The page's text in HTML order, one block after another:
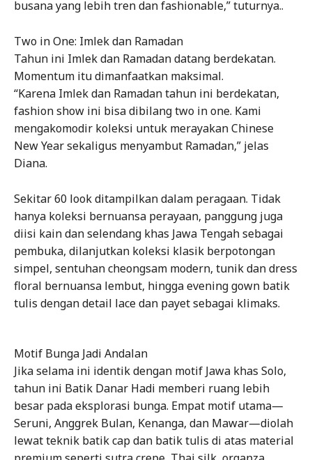
busana yang lebih tren dan fashionable,” tuturnya..
Two in One: Imlek dan Ramadan
Tahun ini Imlek dan Ramadan datang berdekatan.
Momentum itu dimanfaatkan maksimal.
“Karena Imlek dan Ramadan tahun ini berdekatan,
fashion show ini bisa dibilang two in one. Kami
mengakomodir koleksi untuk merayakan Chinese
New Year sekaligus menyambut Ramadan,” jelas
Diana.
Sekitar 60 look ditampilkan dalam peragaan. Tidak
hanya koleksi bernuansa perayaan, panggung juga
diisi kain dan selendang khas Jawa Tengah sebagai
pembuka, dilanjutkan koleksi klasik berpotongan
simpel, sentuhan cheongsam modern, tunik dan dress
floral bernuansa lembut, hingga evening gown batik
tulis dengan detail lace dan payet sebagai klimaks.
Motif Bunga Jadi Andalan
Jika selama ini identik dengan motif Jawa khas Solo,
tahun ini Batik Danar Hadi memberi ruang lebih
besar pada eksplorasi bunga. Empat motif utama—
Seruni, Anggrek Bulan, Kenanga, dan Mawar—diolah
lewat teknik batik cap dan batik tulis di atas material